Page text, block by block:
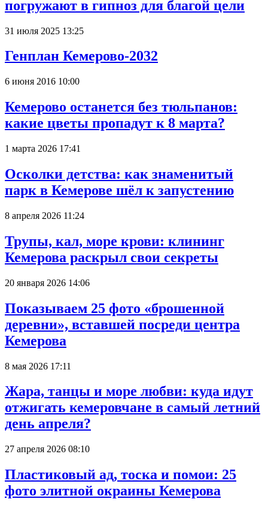
погружают в гипноз для благой цели
31 июля 2025 13:25
Генплан Кемерово-2032
6 июня 2016 10:00
Кемерово останется без тюльпанов:
какие цветы пропадут к 8 марта?
1 марта 2026 17:41
Осколки детства: как знаменитый
парк в Кемерове шёл к запустению
8 апреля 2026 11:24
Трупы, кал, море крови: клининг
Кемерова раскрыл свои секреты
20 января 2026 14:06
Показываем 25 фото «брошенной
деревни», вставшей посреди центра
Кемерова
8 мая 2026 17:11
Жара, танцы и море любви: куда идут
отжигать кемеровчане в самый летний
день апреля?
27 апреля 2026 08:10
Пластиковый ад, тоска и помои: 25
фото элитной окраины Кемерова